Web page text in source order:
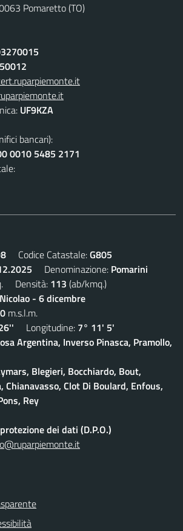
Pomaretto (TO)
UF9KZA
bancari):
0010 5485 2171
Codice Catastale:G805
Denominazione: Pomarini
Densità: 113 (ab/kmq.)
- 6 dicembre
m.s.l.m.
Longitudine: 7° 11' 5'
Argentina, Inverso Pinasca, Pramollo,
Blegieri, Bocchiardo, Bout,
Chianavasso, Clot Di Boulard, Enfous,
Rey
dei dati (D.P.O.)